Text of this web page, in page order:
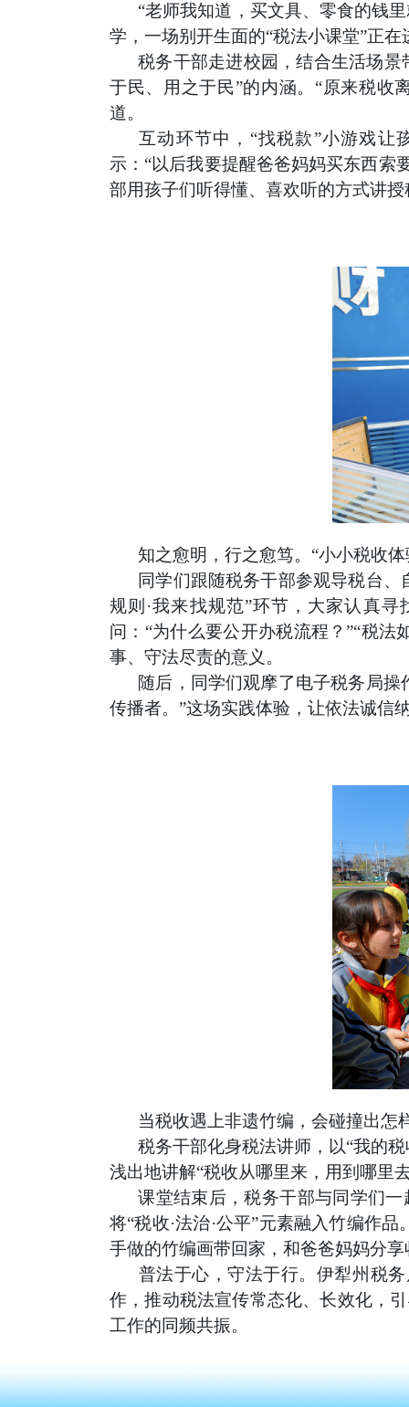
“老师我知道，买文具、零食的钱
学，一场别开生面的“税法小课堂”正
税务干部走进校园，结合生活场景
于民、用之于民”的内涵。“原来税收
道。
互动环节中， “找税款”小游戏让
示：“以后我要提醒爸爸妈妈买东西索
部用孩子们听得懂、喜欢听的方式讲
知之愈明，行之愈笃。 “小小税收
同学们跟随税务干部参观导税台
规则·我来找规范”环节，大家认真
问：“为什么要公开办税流程？”“税
事、守法尽责的意义。
随后，同学们观摩了电子税务局
传播者。”这场实践体验，让依法诚信
当税收遇上非遗竹编，会碰撞出怎
税务干部化身税法讲师，以“我的
浅出地讲解“税收从哪里来，用到哪里
课堂结束后，税务干部与同学们
将“税收·法治·公平”元素融入竹编作
手做的竹编画带回家，和爸爸妈妈分
普法于心，守法于行。伊犁州税
作，推动税法宣传常态化、长效化，
工作的同频共振。